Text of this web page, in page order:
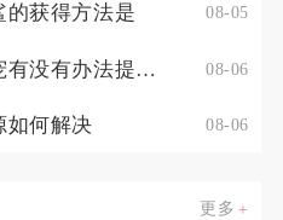
的获得方法是 08-05
花千骨手游孟玄朗灵宠有没有办法提高其出战的生存能力 08-06
如何解决 08-06
更多